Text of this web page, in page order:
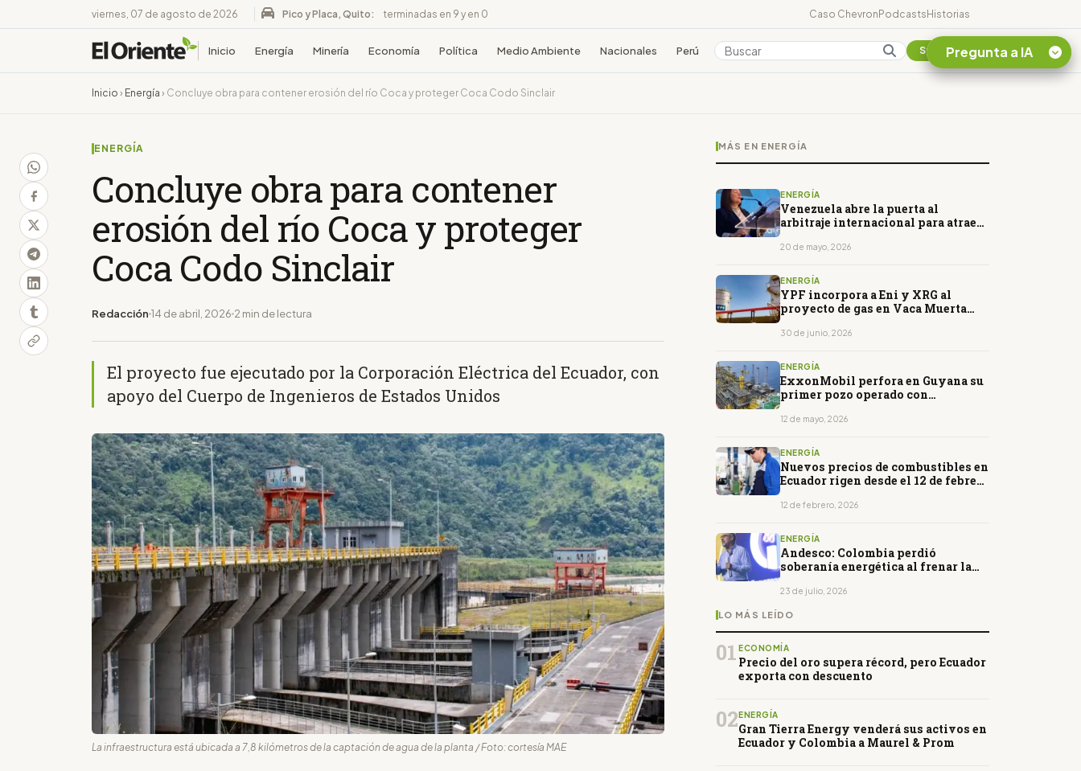
viernes, 07 de agosto de 2026 Pico y Placa, Quito: terminadas en 9 y en 0 Caso ChevronPodcastsHistorias
Inicio Energía Minería Economía Política Medio Ambiente Nacionales Perú Colombia Suscribirse
Inicio › Energía › Concluye obra para contener erosión del río Coca y proteger Coca Codo Sinclair
ENERGÍA
Concluye obra para contener
erosión del río Coca y proteger
Coca Codo Sinclair
Redacción 14 de abril, 2026 2 min de lectura
El proyecto fue ejecutado por la Corporación Eléctrica del Ecuador, con
apoyo del Cuerpo de Ingenieros de Estados Unidos
La infraestructura está ubicada a 7,8 kilómetros de la captación de agua de la planta / Foto: cortesía MAE
MÁS EN ENERGÍA
ENERGÍA
Venezuela abre la puerta al
arbitraje internacional para atraer
20 de mayo, 2026
ENERGÍA
YPF incorpora a Eni y XRG al
proyecto de gas en Vaca Muerta
30 de junio, 2026
ENERGÍA
ExxonMobil perfora en Guyana su
primer pozo operado con
12 de mayo, 2026
ENERGÍA
Nuevos precios de combustibles en
Ecuador rigen desde el 12 de febrero
12 de febrero, 2026
ENERGÍA
Andesco: Colombia perdió
soberanía energética al frenar la
23 de julio, 2026
LO MÁS LEÍDO
01 ECONOMÍA
Precio del oro supera récord, pero Ecuador
exporta con descuento
02 ENERGÍA
Gran Tierra Energy venderá sus activos en
Ecuador y Colombia a Maurel & Prom
Pregunta a IA
¿En que consiste la